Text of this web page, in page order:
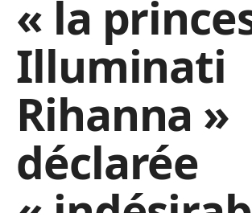
« la
Illuminati
Rihanna »
déclarée